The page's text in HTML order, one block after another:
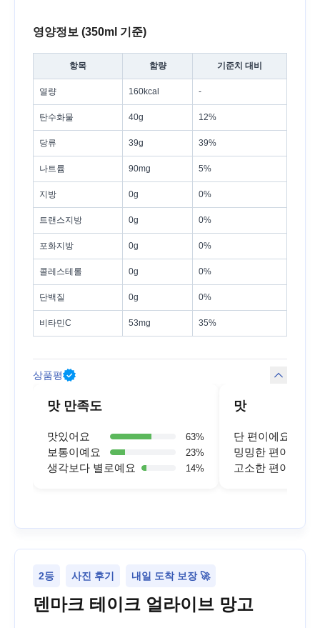
영양정보 (350ml 기준)
항목 함량 기준치 대비
열량 160kcal -
탄수화물 40g 12%
당류 39g 39%
나트륨 90mg 5%
지방 0g 0%
트랜스지방 0g 0%
포화지방 0g 0%
콜레스테롤 0g 0%
단백질 0g 0%
비타민C 53mg 35%
상품평
맛 만족도
맛있어요 63%
보통이예요 23%
생각보다 별로예요 14%
맛
단 편이에요
밍밍한 편이에요
고소한 편이에요
2등 사진 후기 내일 도착 보장 🚀
덴마크 테이크 얼라이브 망고